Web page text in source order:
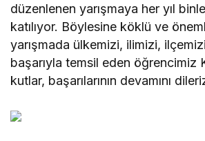
düzenlenen yarışmaya her yıl
katılıyor. Böylesine köklü ve
yarışmada ülkemizi, ilimizi,
başarıyla temsil eden öğrencimiz
kutlar, başarılarının devamını